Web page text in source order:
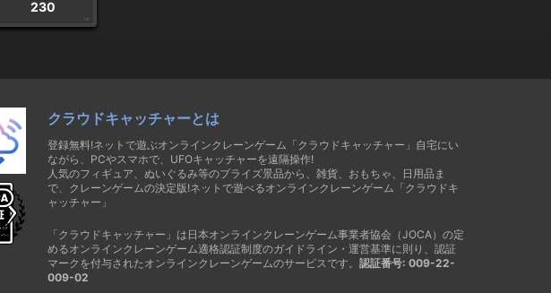
230
CP
クラウドキャッチャーとは
登録無料!ネットで遊ぶオンラインクレーンゲーム「クラウドキャッチャー」自宅にい
ながら、PCやスマホで、UFOキャッチャーを遠隔操作!
人気のフィギュア、ぬいぐるみ等のプライズ景品から、雑貨、おもちゃ、日用品ま
で、クレーンゲームの決定版!ネットで遊べるオンラインクレーンゲーム「クラウドキ
ャッチャー」
「クラウドキャッチャー」は日本オンラインクレーンゲーム事業者協会（JOCA）の定
めるオンラインクレーンゲーム適格認証制度のガイドライン・運営基準に則り、認証
マークを付与されたオンラインクレーンゲームのサービスです。 認証番号: 009-22-
009-02